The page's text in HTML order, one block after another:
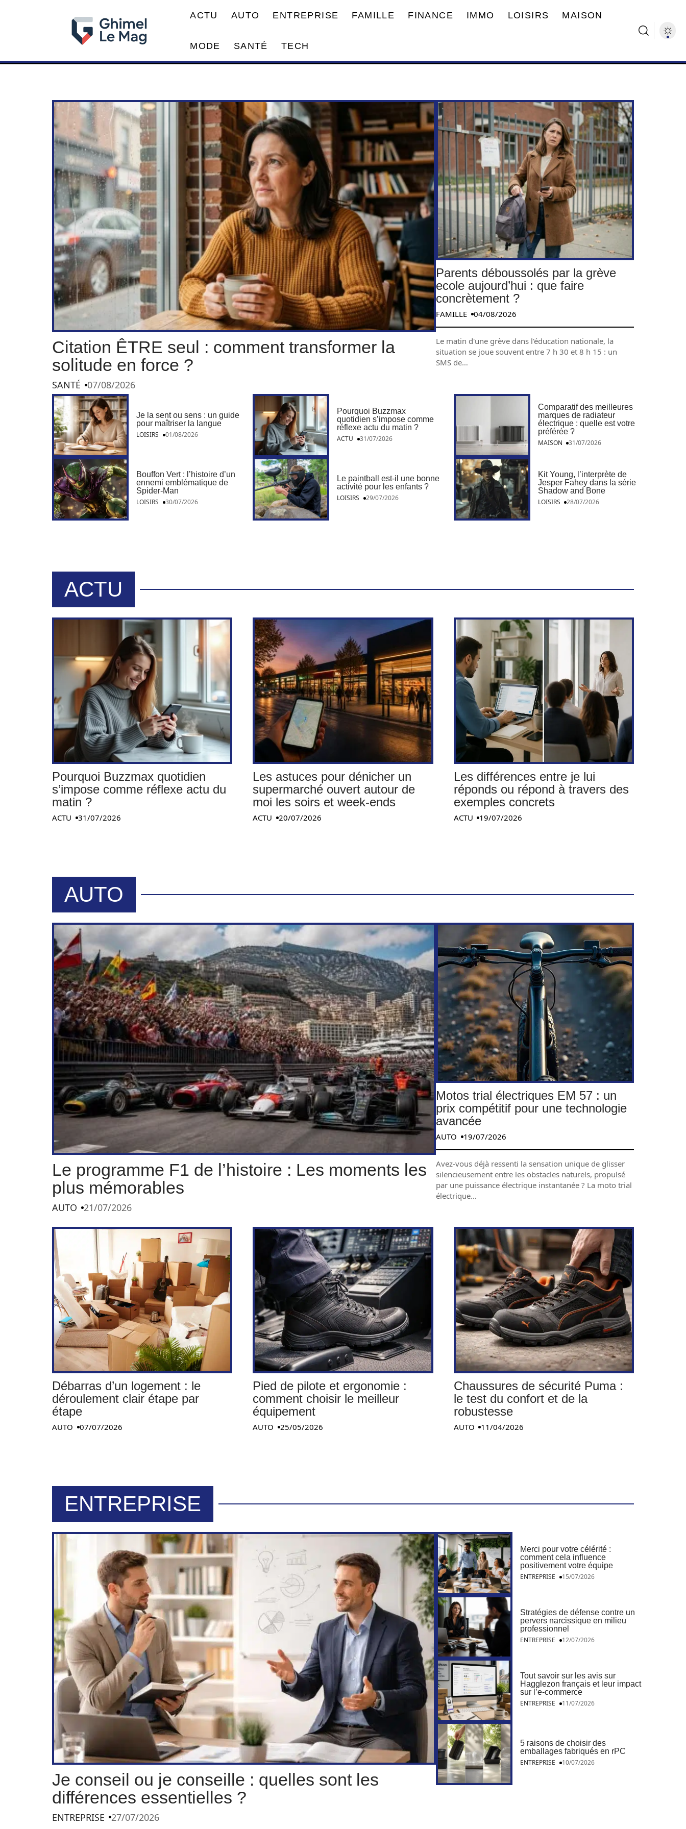
ACTU AUTO ENTREPRISE FAMILLE FINANCE IMMO LOISIRS MAISON
MODE SANTÉ TECH
Citation ÊTRE seul : comment transformer la
solitude en force ?
SANTÉ 07/08/2026
Parents déboussolés par la grève
ecole aujourd’hui : que faire
concrètement ?
FAMILLE 04/08/2026
Le matin d'une grève dans l'éducation nationale, la
situation se joue souvent entre 7 h 30 et 8 h 15 : un
SMS de…
Je la sent ou sens : un guide
pour maîtriser la langue
LOISIRS
01/08/2026
Pourquoi Buzzmax
quotidien s’impose comme
réflexe actu du matin ?
ACTU
31/07/2026
Comparatif des meilleures
marques de radiateur
électrique : quelle est votre
préférée ?
MAISON
31/07/2026
Bouffon Vert : l’histoire d’un
ennemi emblématique de
Spider-Man
LOISIRS
30/07/2026
Le paintball est-il une bonne
activité pour les enfants ?
LOISIRS
29/07/2026
Kit Young, l’interprète de
Jesper Fahey dans la série
Shadow and Bone
LOISIRS
28/07/2026
ACTU
Pourquoi Buzzmax quotidien
s’impose comme réflexe actu du
matin ?
ACTU 31/07/2026
Les astuces pour dénicher un
supermarché ouvert autour de
moi les soirs et week-ends
ACTU 20/07/2026
Les différences entre je lui
réponds ou répond à travers des
exemples concrets
ACTU 19/07/2026
AUTO
Le programme F1 de l’histoire : Les moments les
plus mémorables
AUTO 21/07/2026
Motos trial électriques EM 57 : un
prix compétitif pour une technologie
avancée
AUTO 19/07/2026
Avez-vous déjà ressenti la sensation unique de glisser
silencieusement entre les obstacles naturels, propulsé
par une puissance électrique instantanée ? La moto trial
électrique…
Débarras d’un logement : le
déroulement clair étape par
étape
AUTO 07/07/2026
Pied de pilote et ergonomie :
comment choisir le meilleur
équipement
AUTO 25/05/2026
Chaussures de sécurité Puma :
le test du confort et de la
robustesse
AUTO 11/04/2026
ENTREPRISE
Je conseil ou je conseille : quelles sont les
différences essentielles ?
ENTREPRISE 27/07/2026
Merci pour votre célérité :
comment cela influence
positivement votre équipe
ENTREPRISE
15/07/2026
Stratégies de défense contre un
pervers narcissique en milieu
professionnel
ENTREPRISE
12/07/2026
Tout savoir sur les avis sur
Hagglezon français et leur impact
sur l’e-commerce
ENTREPRISE
11/07/2026
5 raisons de choisir des
emballages fabriqués en rPC
ENTREPRISE
10/07/2026